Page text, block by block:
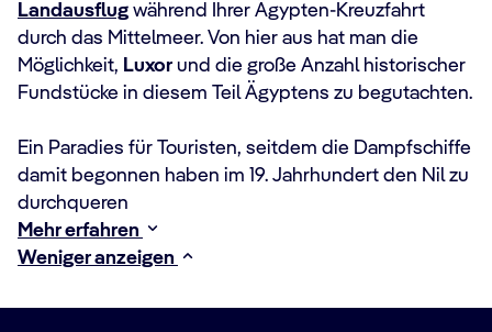
Landausflug während Ihrer Ägypten-Kreuzfahrt
durch das Mittelmeer. Von hier aus hat man die
Möglichkeit, Luxor und die große Anzahl historischer
Fundstücke in diesem Teil Ägyptens zu begutachten.
Ein Paradies für Touristen, seitdem die Dampfschiffe
damit begonnen haben im 19. Jahrhundert den Nil zu
durchqueren
Mehr erfahren
Weniger anzeigen